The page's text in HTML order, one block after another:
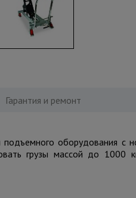
Гарантия и ремонт
оборудования с
грузы массой до 1000